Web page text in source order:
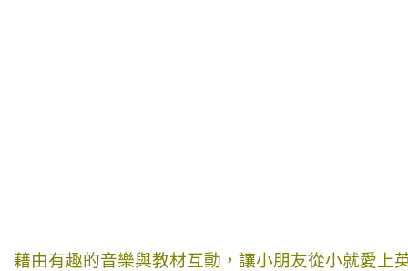
藉由有趣的音樂與教材互動，讓小朋友從小就愛上